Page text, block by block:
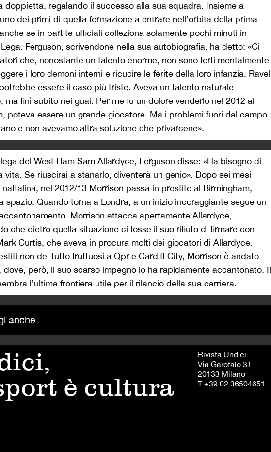
doppietta, regalando il successo alla sua squadra. Insieme a
dei primi di quella formazione a entrare nell’orbita della prima
se in partite ufficiali colleziona solamente pochi minuti in
Ferguson, scrivendone nella sua autobiografia, ha detto: «Ci
che, nonostante un talento enorme, non sono forti mentalmente
i loro demoni interni e ricucire le ferite della loro infanzia. Ravel
essere il caso più triste. Aveva un talento naturale
ma finì subito nei guai. Per me fu un dolore venderlo nel 2012 al
poteva essere un grande giocatore. Ma i problemi fuori dal campo
e non avevamo altra soluzione che privarcene».
del West Ham Sam Allardyce, Ferguson disse: «Ha bisogno di
vita. Se riuscirai a stanarlo, diventerà un genio». Dopo sei mesi
nel 2012/13 Morrison passa in prestito al Birmingham,
spazio. Quando torna a Londra, a un inizio incoraggiante segue un
Morrison attacca apertamente Allardyce,
che dietro quella situazione ci fosse il suo rifiuto di firmare con
Curtis, che aveva in procura molti dei giocatori di Allardyce.
non del tutto fruttuosi a Qpr e Cardiff City, Morrison è andato
dove, però, il suo scarso impegno lo ha rapidamente accantonato. Il
l’ultima frontiera utile per il rilancio della sua carriera.
anche
è cultura
Rivista Undici
Via Garofalo 31
20133 Milano
T +39 02 36504651